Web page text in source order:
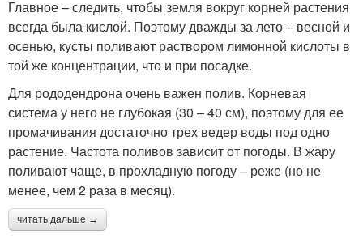
Главное – следить, чтобы земля вокруг корней растения
всегда была кислой. Поэтому дважды за лето – весной и
осенью, кусты поливают раствором лимонной кислоты в
той же концентрации, что и при посадке.
Для рододендрона очень важен полив. Корневая
система у него не глубокая (30 – 40 см), поэтому для ее
промачивания достаточно трех ведер воды под одно
растение. Частота поливов зависит от погоды. В жару
поливают чаще, в прохладную погоду – реже (но не
менее, чем 2 раза в месяц).
читать дальше →